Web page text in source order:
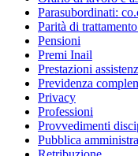
Parasubordinati:
Parità di
Pensioni
Premi Inail
Prestazioni
Previdenza
Privacy
Professioni
Provvedimenti
Pubblica